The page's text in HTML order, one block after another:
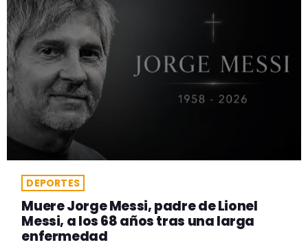
DEPORTES
Muere Jorge Messi, padre de Lionel
Messi, a los 68 años tras una larga
enfermedad